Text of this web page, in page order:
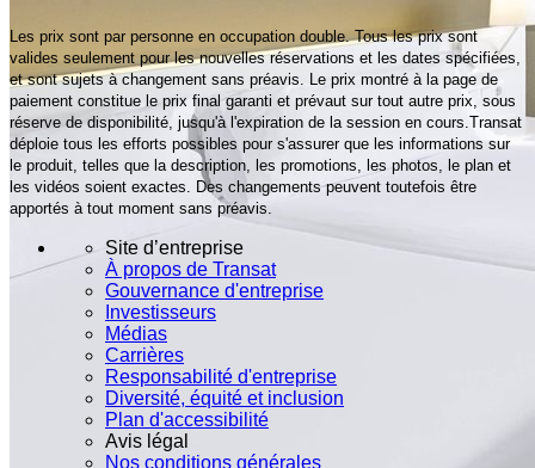
Les prix sont par personne en occupation double. Tous les prix sont
valides seulement pour les nouvelles réservations et les dates spécifiées,
et sont sujets à changement sans préavis. Le prix montré à la page de
paiement constitue le prix final garanti et prévaut sur tout autre prix, sous
réserve de disponibilité, jusqu'à l'expiration de la session en cours.Transat
déploie tous les efforts possibles pour s'assurer que les informations sur
le produit, telles que la description, les promotions, les photos, le plan et
les vidéos soient exactes. Des changements peuvent toutefois être
apportés à tout moment sans préavis.
Site d’entreprise
À propos de Transat
Gouvernance d'entreprise
Investisseurs
Médias
Carrières
Responsabilité d'entreprise
Diversité, équité et inclusion
Plan d'accessibilité
Avis légal
Nos conditions générales